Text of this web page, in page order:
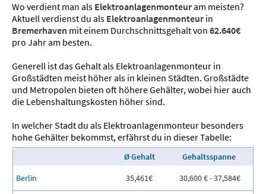
Wo verdient man als Elektroanlagenmonteuram meisten?
Aktuell verdienst du als Elektroanlagenmonteur in
Bremerhaven mit einem Durchschnittsgehalt von 62.640€
pro Jahr am besten.
Generell ist das Gehalt als Elektroanlagenmonteur in
Großstädten meist höher als in kleinen Städten. Großstädte
und Metropolen bieten oft höhere Gehälter, wobei hier auch
die Lebenshaltungskosten höher sind.
In welcher Stadt du als Elektroanlagenmonteur besonders
hohe Gehälter bekommst, erfährst du in dieser Tabelle:
Ø Gehalt
Gehaltsspanne
Berlin
35,461€ 30,600 € - 37,584€